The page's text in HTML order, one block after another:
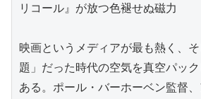
リコール』が放つ色褪せぬ磁力
映画というメディアが最も熱く、
題」だった時代の空気を真空パッ
ある。ポール・バーホーベン監督